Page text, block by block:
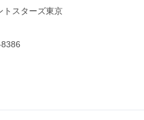
トスターズ東京